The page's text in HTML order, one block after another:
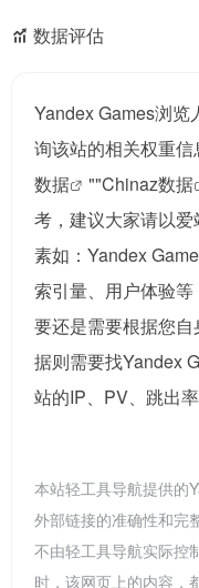
数据评估
Yandex Games浏览
询该站的相关权重
数据
""Chinaz数据
考，建议大家请以
素如：Yandex
索引量、用户体验
要还是需要根据您
据则需要找Yandex
站的IP、PV、跳出率
本站轻工具导航提供的
外部链接的准确性和完
不由轻工具导航实际控
时，该网页上的内容，